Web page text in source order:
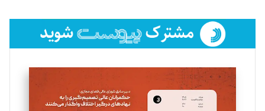
فائزه فتحی رستمی
تحریریه
سروش کرمیان